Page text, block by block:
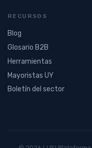
RECURSOS
Blog
Glosario B2B
Herramientas
Mayoristas UY
Boletín del sector